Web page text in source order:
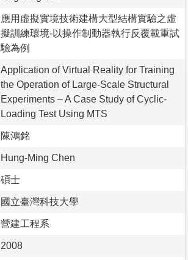
應用虛擬實境技術建構大型結構實驗之虛
擬訓練環境-以操作制動器執行反覆載重試
驗為例
Application of Virtual Reality for Training
the Operation of Large-Scale Structural
Experiments – A Case Study of Cyclic-
Loading Test Using MTS
陳鴻銘
Hung-Ming Chen
碩士
國立臺灣科技大學
營建工程系
2008